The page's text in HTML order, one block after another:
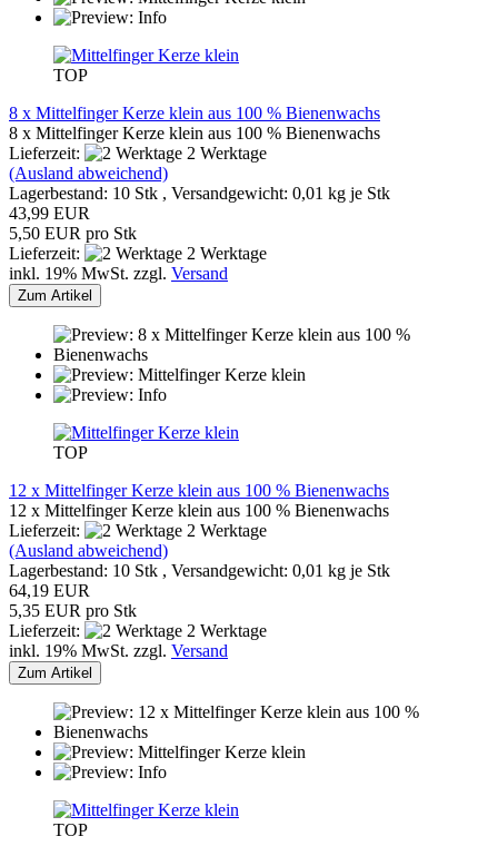
TOP
8 x Mittelfinger Kerze klein aus 100 % Bienenwachs
8 x Mittelfinger Kerze klein aus 100 % Bienenwachs
Lieferzeit:
2 Werktage
(Ausland abweichend)
Lagerbestand: 10 Stk , Versandgewicht: 0,01 kg je Stk
43,99 EUR
5,50 EUR pro Stk
Lieferzeit:
2 Werktage
inkl. 19% MwSt. zzgl. Versand
Zum Artikel
TOP
12 x Mittelfinger Kerze klein aus 100 % Bienenwachs
12 x Mittelfinger Kerze klein aus 100 % Bienenwachs
Lieferzeit:
2 Werktage
(Ausland abweichend)
Lagerbestand: 10 Stk , Versandgewicht: 0,01 kg je Stk
64,19 EUR
5,35 EUR pro Stk
Lieferzeit:
2 Werktage
inkl. 19% MwSt. zzgl. Versand
Zum Artikel
TOP